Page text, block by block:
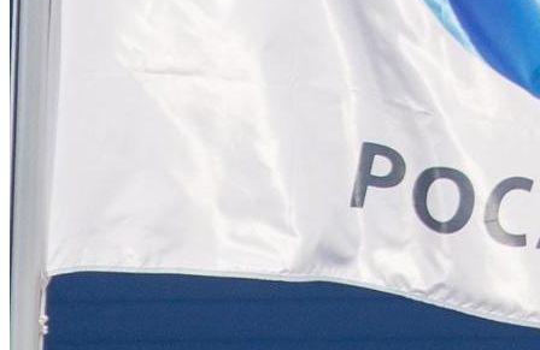
Узбекистан Хочет Собирать БелАЗы.
Лукашенко Пообещал «подставить
Какие Навыки Станут Ключевыми
Через 10 Лет И Как Подготовиться К Ним
Сегодня
7 Домашних Методов Для Улучшения
Памяти И Концентрации